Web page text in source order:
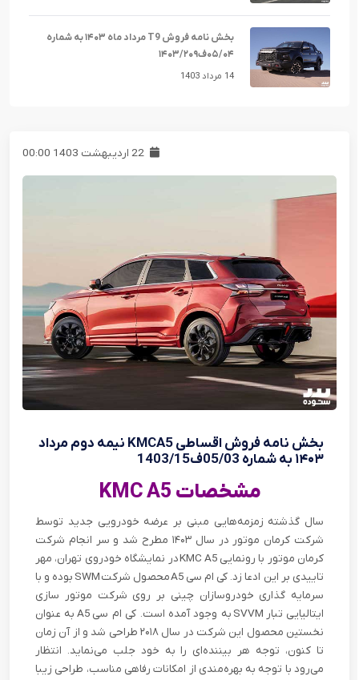
بخش نامه فروش T9 مرداد ماه ۱۴۰۳ به شماره
۰۵/۰۴ف۱۴۰۳/۲۰۹
14 مرداد 1403
بخش نامه فروش اقساطی KMCA5 نیمه دوم مرداد
۱۴۰۳ به شماره 05/03ف1403/15
مشخصات KMC A5
سال گذشته زمزمه‌هایی مبنی بر عرضه خودرویی جدید توسط
شرکت کرمان موتور در سال ۱۴۰۳ مطرح شد و سر انجام شرکت
کرمان موتور با رونمایی KMC A5در نمایشگاه خودروی تهران، مهر
تاییدی بر این ادعا زد. کی ام سی A5محصول شرکتSWMبوده و با
سرمایه گذاری خودروسازان چینی بر روی شرکت موتور سازی
ایتالیایی تبار SVVMبه وجود آمده است. کی ام سی A5 به عنوان
نخستین محصول این شرکت در سال ۲۰۱۸ طراحی شد و از آن زمان
تا کنون، توجه هر بیننده‌ای را به خود جلب می‌نماید. انتظار
می‌رود با توجه به بهره‌مندی از امکانات رفاهی مناسب، طراحی زیبا